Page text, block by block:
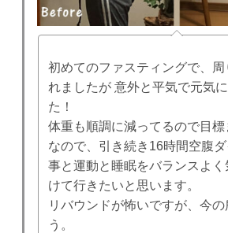
初めてのファスティングで、周
れましたが 意外と平気で元気
た！
体重も順調に減ってるので目標
なので、 引き続き16時間空腹
事と運動と睡眠をバランスよ
けて行きたいと思います。
リバウンドが怖いですが、今
う。